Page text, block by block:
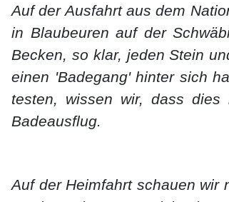
Auf der Ausfahrt aus dem
in Blaubeuren auf der
Becken, so klar, jeden Stein
einen 'Badegang' hinter sich
testen, wissen wir, dass
Badeausflug.
Auf der Heimfahrt schauen wir